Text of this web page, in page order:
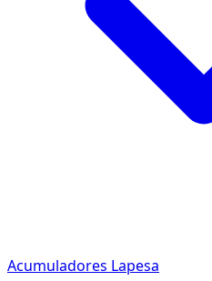
Acumuladores Lapesa